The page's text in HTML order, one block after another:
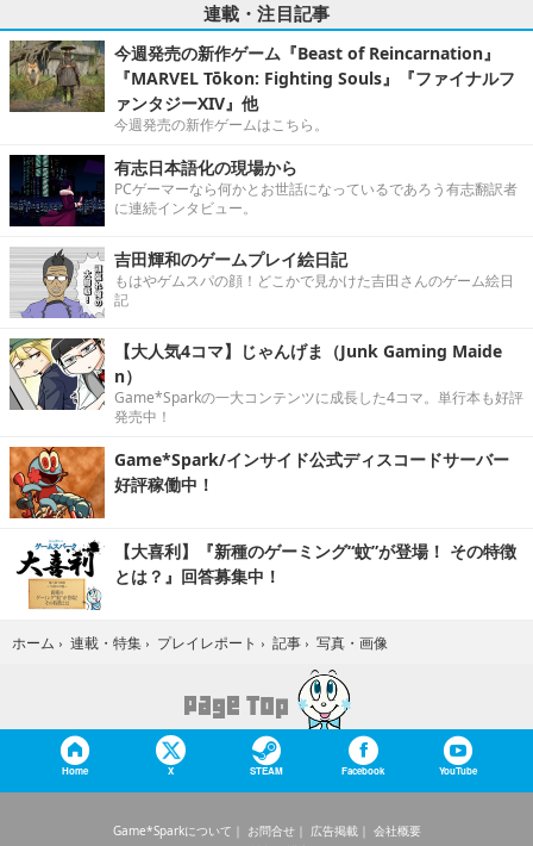
連載・注目記事
今週発売の新作ゲーム『Beast of Reincarnation』
『MARVEL Tōkon: Fighting Souls』『ファイナルフ
ァンタジーXIV』他
今週発売の新作ゲームはこちら。
有志日本語化の現場から
PCゲーマーなら何かとお世話になっているであろう有志翻訳者
に連続インタビュー。
吉田輝和のゲームプレイ絵日記
もはやゲムスパの顔！どこかで見かけた吉田さんのゲーム絵日
記
【大人気4コマ】じゃんげま（Junk Gaming Maide
n）
Game*Sparkの一大コンテンツに成長した4コマ。単行本も好評
発売中！
Game*Spark/インサイド公式ディスコードサーバー
好評稼働中！
【大喜利】『新種のゲーミング“蚊”が登場！ その特徴
とは？』回答募集中！
ホーム › 連載・特集 › プレイレポート › 記事 › 写真・画像
Home X STEAM Facebook YouTube
Game*Sparkについて お問合せ 広告掲載
会社概要